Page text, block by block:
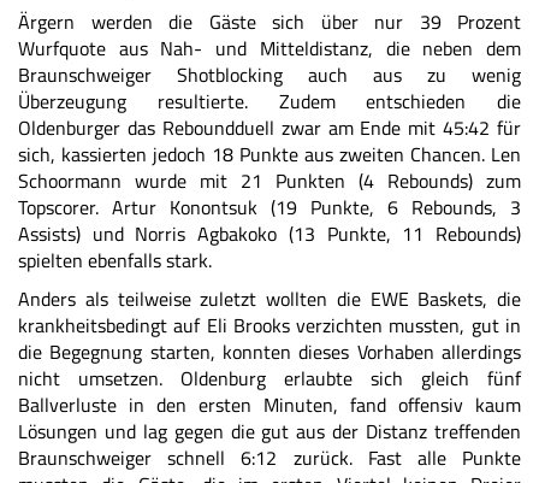
Ärgern werden die Gäste sich über nur 39 Prozent
Wurfquote aus Nah- und Mitteldistanz, die neben dem
Braunschweiger Shotblocking auch aus zu wenig
Überzeugung resultierte. Zudem entschieden die
Oldenburger das Reboundduell zwar am Ende mit 45:42 für
sich, kassierten jedoch 18 Punkte aus zweiten Chancen. Len
Schoormann wurde mit 21 Punkten (4 Rebounds) zum
Topscorer. Artur Konontsuk (19 Punkte, 6 Rebounds, 3
Assists) und Norris Agbakoko (13 Punkte, 11 Rebounds)
spielten ebenfalls stark.
Anders als teilweise zuletzt wollten die EWE Baskets, die
krankheitsbedingt auf Eli Brooks verzichten mussten, gut in
die Begegnung starten, konnten dieses Vorhaben allerdings
nicht umsetzen. Oldenburg erlaubte sich gleich fünf
Ballverluste in den ersten Minuten, fand offensiv kaum
Lösungen und lag gegen die gut aus der Distanz treffenden
Braunschweiger schnell 6:12 zurück. Fast alle Punkte